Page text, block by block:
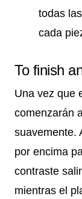
todas
cada
To finish
Una vez que
comenzarán
suavemente.
por encima
contraste
mientras el